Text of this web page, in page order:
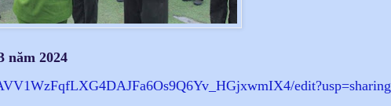
năm 2024
Q6Yv_HGjxwmIX4/edit?usp=sharing